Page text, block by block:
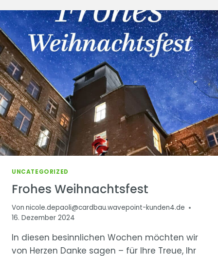
UNCATEGORIZED
Frohes Weihnachtsfest
Von nicole.depaoli@cardbau.wavepoint-kunden4.de
16. Dezember 2024
In diesen besinnlichen Wochen möchten wir
von Herzen Danke sagen – für Ihre Treue, Ihr